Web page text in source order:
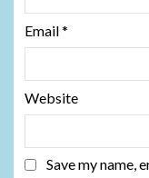
Email*
Website
Save my name,